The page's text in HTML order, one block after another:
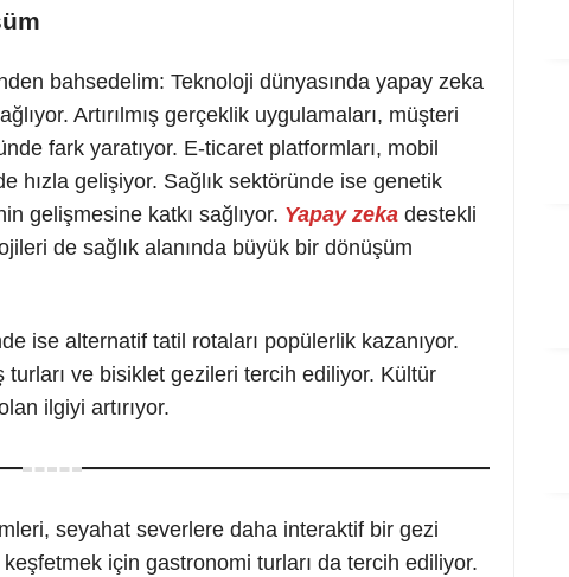
bahsedelim: Teknoloji dünyasında yapay zeka
Artırılmış gerçeklik uygulamaları, müşteri
fark yaratıyor. E-ticaret platformları, mobil
hızla gelişiyor. Sağlık sektöründe ise genetik
gelişmesine katkı sağlıyor. Yapay zeka destekli
de sağlık alanında büyük bir dönüşüm
ise alternatif tatil rotaları popülerlik kazanıyor.
ve bisiklet gezileri tercih ediliyor. Kültür
ilgiyi artırıyor.
seyahat severlere daha interaktif bir gezi
için gastronomi turları da tercih ediliyor.